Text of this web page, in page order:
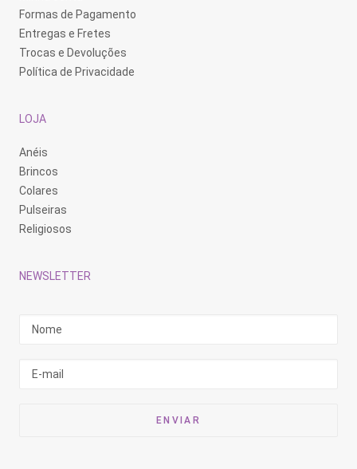
Formas de Pagamento
Entregas e Fretes
Trocas e Devoluções
Política de Privacidade
LOJA
Anéis
Brincos
Colares
Pulseiras
Religiosos
NEWSLETTER